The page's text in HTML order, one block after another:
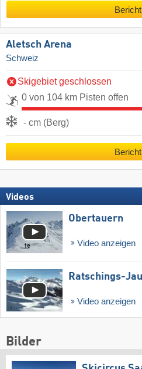
Bericht
Aletsch Arena
Schweiz
Skigebiet geschlossen
0 von 104 km Pisten offen
- cm (Berg)
Bericht
Videos
Obertauern
Video anzeigen
Ratschings-
Video anzeigen
Bilder